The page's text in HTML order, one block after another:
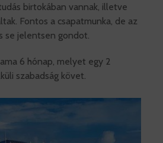
birtokában vannak, illetve
Fontos a csapatmunka, de az
se jelentsen gondot.
6 hónap, melyet egy 2
szabadság követ.